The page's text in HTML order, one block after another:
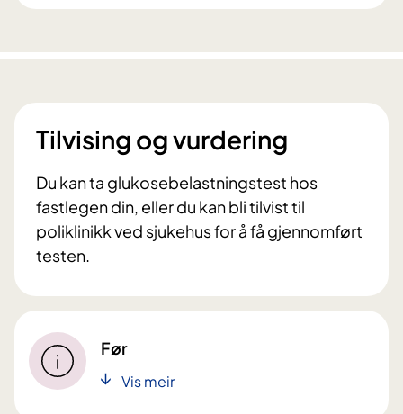
Tilvising og vurdering
Du kan ta glukosebelastningstest hos
fastlegen din, eller du kan bli tilvist til
poliklinikk ved sjukehus for å få gjennomført
testen.
Før
Vis meir